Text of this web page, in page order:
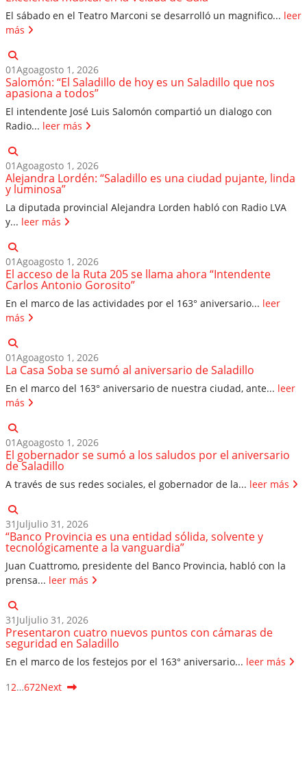
El sábado en el Teatro Marconi se desarrolló un magnifico... leer
más
01Agoagosto 1, 2026
Salomón: “El Saladillo de hoy es un Saladillo que nos
apasiona a todos”
El intendente José Luis Salomón compartió un dialogo con
Radio... leer más
01Agoagosto 1, 2026
Alejandra Lordén: “Saladillo es una ciudad pujante, linda
y luminosa”
La diputada provincial Alejandra Lorden habló con Radio LVA
y... leer más
01Agoagosto 1, 2026
El acceso de la Ruta 205 se llama ahora “Intendente
Carlos Antonio Gorosito”
En el marco de las actividades por el 163° aniversario... leer
más
01Agoagosto 1, 2026
La Casa Soba se sumó al aniversario de Saladillo
En el marco del 163° aniversario de nuestra ciudad, ante... leer
más
01Agoagosto 1, 2026
El gobernador se sumó a los saludos por el aniversario
de Saladillo
A través de sus redes sociales, el gobernador de la... leer más
31 Juljulio 31, 2026
“Banco Provincia es una entidad sólida, solvente y
tecnológicamente a la vanguardia”
Juan Cuattromo, presidente del Banco Provincia, habló con la
prensa... leer más
31 Juljulio 31, 2026
Presentaron cuatro nuevos puntos con cámaras de
seguridad en Saladillo
En el marco de los festejos por el 163° aniversario... leer más
1 2…672Next